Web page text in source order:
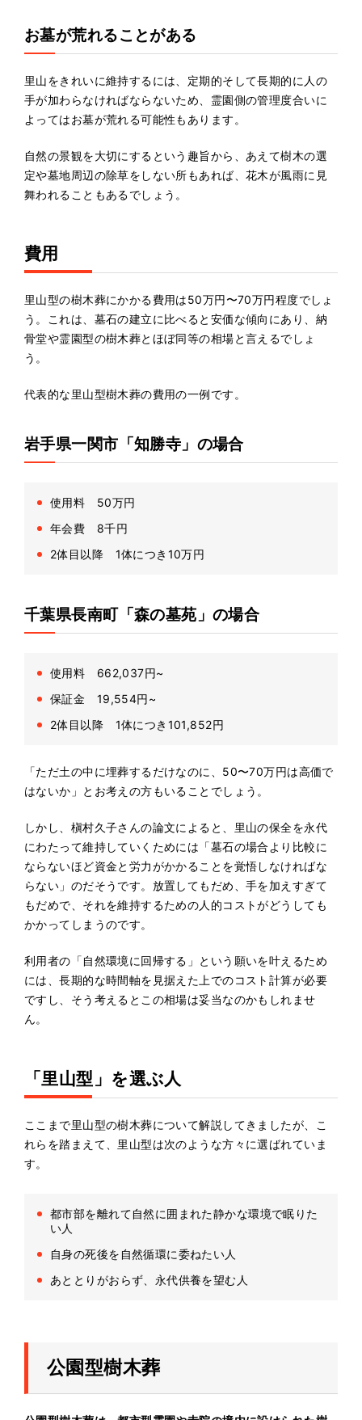
お墓が荒れることがある
里山をきれいに維持するには、定期的そして長期的に人の
手が加わらなければならないため、霊園側の管理度合いに
よってはお墓が荒れる可能性もあります。
自然の景観を大切にするという趣旨から、あえて樹木の選
定や墓地周辺の除草をしない所もあれば、花木が風雨に見
舞われることもあるでしょう。
費用
里山型の樹木葬にかかる費用は50万円〜70万円程度でしょ
う。これは、墓石の建立に比べると安価な傾向にあり、納
骨堂や霊園型の樹木葬とほぼ同等の相場と言えるでしょ
う。
代表的な里山型樹木葬の費用の一例です。
岩手県一関市「知勝寺」の場合
使用料 50万円
年会費 8千円
2体目以降 1体につき10万円
千葉県長南町「森の墓苑」の場合
使用料 662,037円~
保証金 19,554円~
2体目以降 1体につき101,852円
「ただ土の中に埋葬するだけなのに、50〜70万円は高価で
はないか」とお考えの方もいることでしょう。
しかし、槇村久子さんの論文によると、里山の保全を永代
にわたって維持していくためには「墓石の場合より比較に
ならないほど資金と労力がかかることを覚悟しなければな
らない」のだそうです。放置してもだめ、手を加えすぎて
もだめで、それを維持するための人的コストがどうしても
かかってしまうのです。
利用者の「自然環境に回帰する」という願いを叶えるため
には、長期的な時間軸を見据えた上でのコスト計算が必要
ですし、そう考えるとこの相場は妥当なのかもしれませ
ん。
「里山型」を選ぶ人
ここまで里山型の樹木葬について解説してきましたが、こ
れらを踏まえて、里山型は次のような方々に選ばれていま
す。
都市部を離れて自然に囲まれた静かな環境で眠りた
い人
自身の死後を自然循環に委ねたい人
あととりがおらず、永代供養を望む人
公園型樹木葬